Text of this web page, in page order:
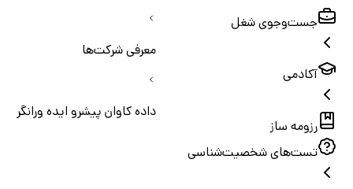
جست‌و‌جوی شغل
آکادمی
رزومه ساز
تست‌های شخصیت‌شناسی
معرفی شرکت‌ها
داده کاوان پیشرو ایده ورانگر